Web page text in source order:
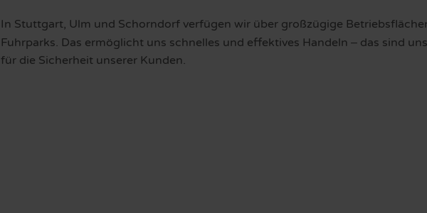
In Stuttgart, Ulm und Schorndorf verfügen wir über großzügige
Fuhrparks. Das ermöglicht uns schnelles und effektives Handeln – das sind
für die Sicherheit unserer Kunden.